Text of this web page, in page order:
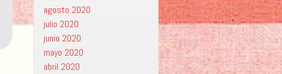
agosto 2020
julio 2020
junio 2020
mayo 2020
abril 2020